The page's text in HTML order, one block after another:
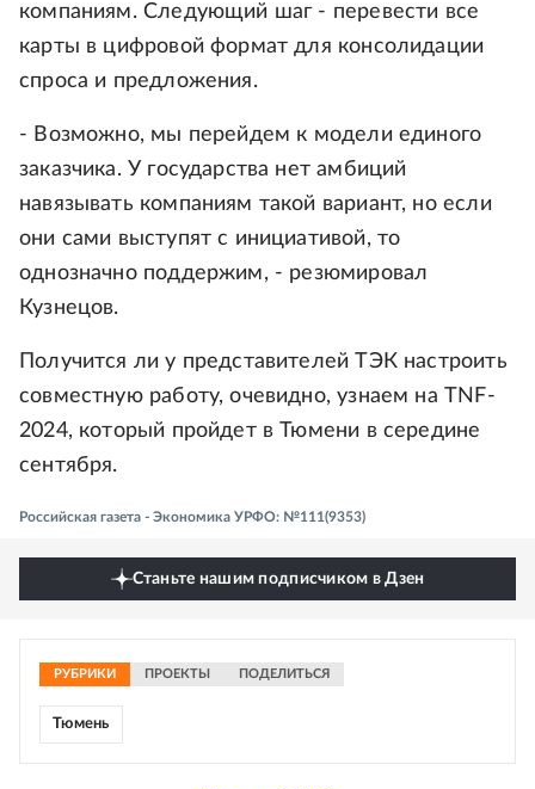
компаниям. Следующий шаг - перевести все
карты в цифровой формат для консолидации
спроса и предложения.
- Возможно, мы перейдем к модели единого
заказчика. У государства нет амбиций
навязывать компаниям такой вариант, но если
они сами выступят с инициативой, то
однозначно поддержим, - резюмировал
Кузнецов.
Получится ли у представителей ТЭК настроить
совместную работу, очевидно, узнаем на TNF-
2024, который пройдет в Тюмени в середине
сентября.
Российская газета - Экономика УРФО: №111(9353)
Станьте нашим подписчиком в Дзен
РУБРИКИ ПРОЕКТЫ ПОДЕЛИТЬСЯ
Тюмень